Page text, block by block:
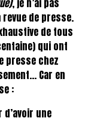
, je n’ai pas
de presse.
de tous
qui ont
presse chez
Car en
:
une